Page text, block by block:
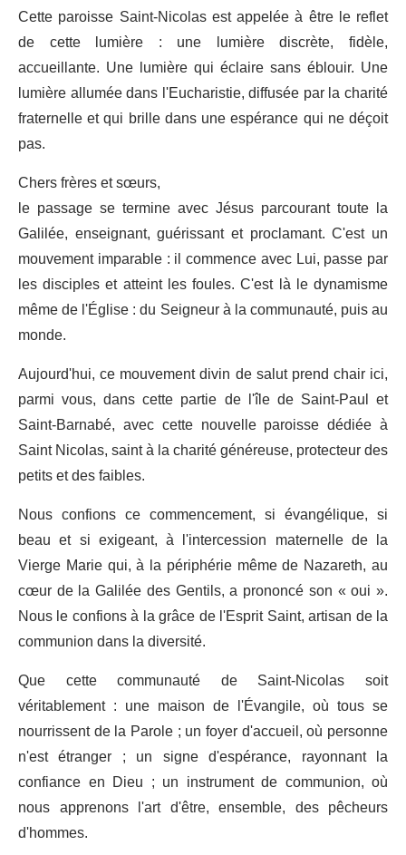
Cette paroisse Saint-Nicolas est appelée à être le reflet
de cette lumière : une lumière discrète, fidèle,
accueillante. Une lumière qui éclaire sans éblouir. Une
lumière allumée dans l'Eucharistie, diffusée par la charité
fraternelle et qui brille dans une espérance qui ne déçoit
pas.
Chers frères et sœurs,
le passage se termine avec Jésus parcourant toute la
Galilée, enseignant, guérissant et proclamant. C'est un
mouvement imparable : il commence avec Lui, passe par
les disciples et atteint les foules. C'est là le dynamisme
même de l'Église : du Seigneur à la communauté, puis au
monde.
Aujourd'hui, ce mouvement divin de salut prend chair ici,
parmi vous, dans cette partie de l'île de Saint-Paul et
Saint-Barnabé, avec cette nouvelle paroisse dédiée à
Saint Nicolas, saint à la charité généreuse, protecteur des
petits et des faibles.
Nous confions ce commencement, si évangélique, si
beau et si exigeant, à l'intercession maternelle de la
Vierge Marie qui, à la périphérie même de Nazareth, au
cœur de la Galilée des Gentils, a prononcé son « oui ».
Nous le confions à la grâce de l'Esprit Saint, artisan de la
communion dans la diversité.
Que cette communauté de Saint-Nicolas soit
véritablement : une maison de l'Évangile, où tous se
nourrissent de la Parole ; un foyer d'accueil, où personne
n'est étranger ; un signe d'espérance, rayonnant la
confiance en Dieu ; un instrument de communion, où
nous apprenons l'art d'être, ensemble, des pêcheurs
d'hommes.